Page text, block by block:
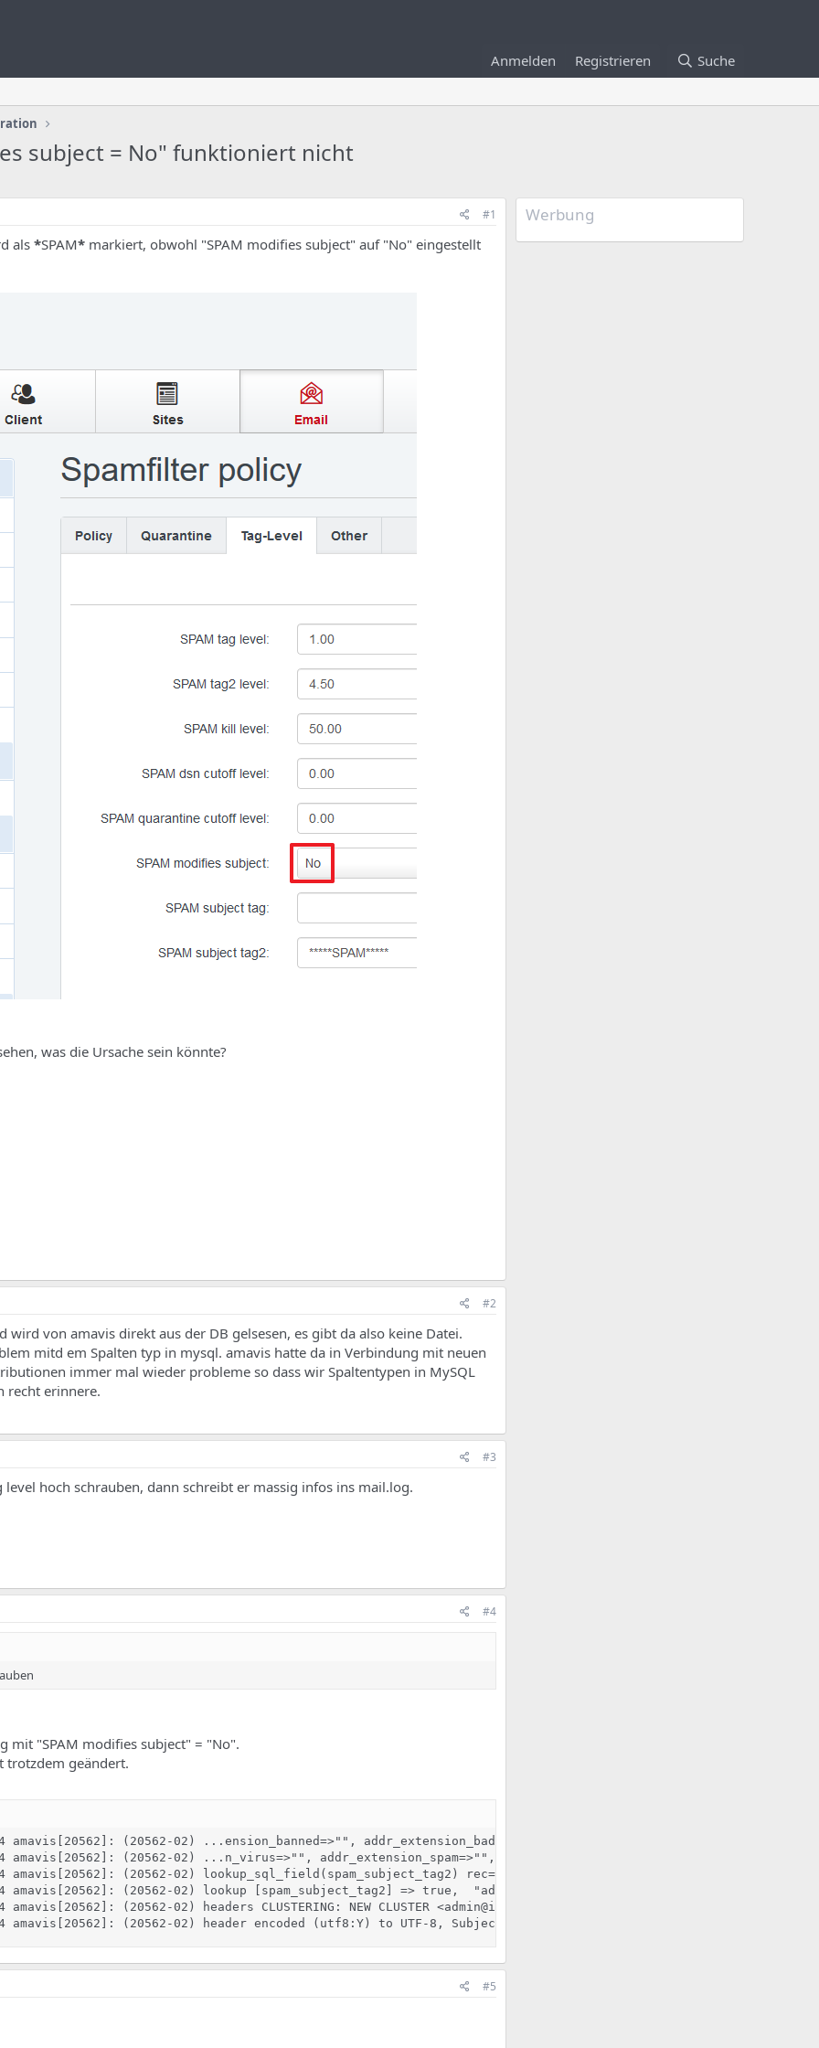
Anmelden Registrieren Suche
subject = No" funktioniert nicht
#1
als *SPAM* markiert, obwohl "SPAM modifies subject" auf "No" eingestellt
was die Ursache sein könnte?
#2
wird von amavis direkt aus der DB gelsesen, es gibt da also keine Datei.
mitd em Spalten typ in mysql. amavis hatte da in Verbindung mit neuen
immer mal wieder probleme so dass wir Spaltentypen in MySQL
recht erinnere.
#3
hoch schrauben, dann schreibt er massig infos ins mail.log.
#4
mit "SPAM modifies subject" = "No".
trotzdem geändert.
amavis[20562]: (20562-02) ...ension_banned=>"", addr_extension_bad_header=>"", warnvirusrecip=>"N",
amavis[20562]: (20562-02) ...n_virus=>"", addr_extension_spam=>"", addr_extension_banned=>"",
amavis[20562]: (20562-02) lookup_sql_field(spam_subject_tag2) rec=0, "admin@istrat.or" result: "☠ SPAM ☠"
amavis[20562]: (20562-02) lookup [spam_subject_tag2] => true,  "admin@istrat.or" matches, result="☠ SPAM ☠",
(20562-02) headers CLUSTERING: NEW CLUSTER <admin@istrat.or>: score=19.592, tag=1, tag2=1,
amavis[20562]: (20562-02) header encoded (utf8:Y) to UTF-8, Subject:  ☠ SPAM ☠Kann ich nicht finden ->  ☠
#5
Werbung